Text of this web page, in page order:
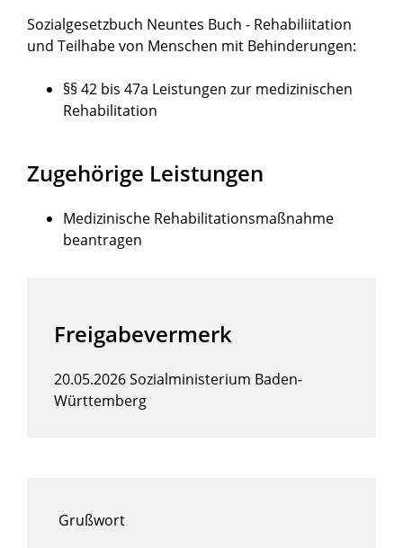
Sozialgesetzbuch Neuntes Buch - Rehabiliitation
und Teilhabe von Menschen mit Behinderungen:
§§ 42 bis 47a Leistungen zur medizinischen
Rehabilitation
Zugehörige Leistungen
Medizinische Rehabilitationsmaßnahme
beantragen
Freigabevermerk
20.05.2026Sozialministerium Baden-
Württemberg
Grußwort